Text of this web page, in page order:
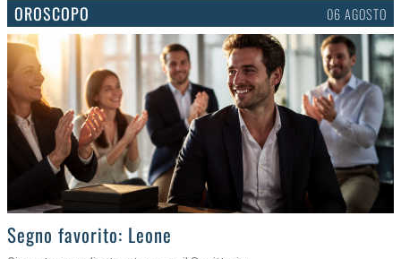
OROSCOPO 06 AGOSTO
>
Segno favorito: Leone